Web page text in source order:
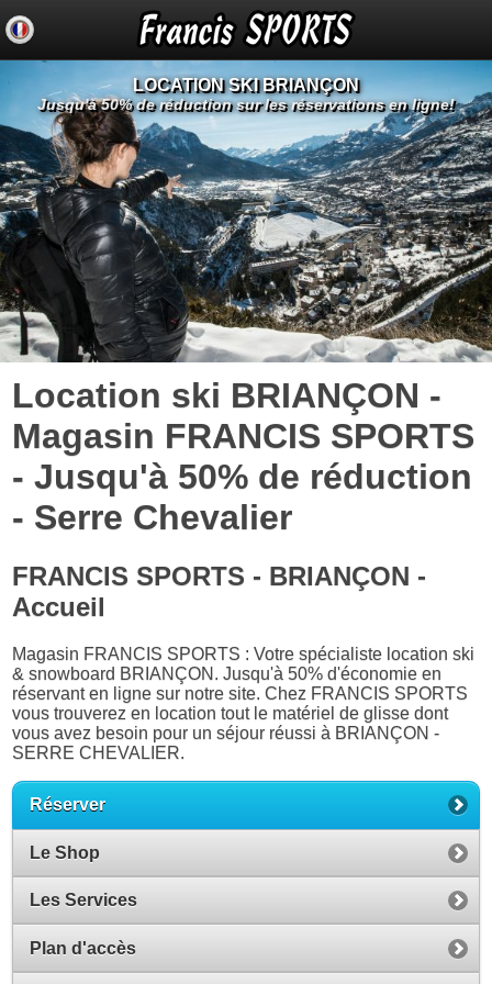
LOCATION SKI BRIANÇON
Jusqu'à 50% de réduction sur les réservations en ligne!
Location ski BRIANÇON -
Magasin FRANCIS SPORTS
- Jusqu'à 50% de réduction
- Serre Chevalier
FRANCIS SPORTS - BRIANÇON -
Accueil
Magasin FRANCIS SPORTS : Votre spécialiste location ski
& snowboard BRIANÇON. Jusqu'à 50% d'économie en
réservant en ligne sur notre site. Chez FRANCIS SPORTS
vous trouverez en location tout le matériel de glisse dont
vous avez besoin pour un séjour réussi à BRIANÇON -
SERRE CHEVALIER.
Réserver
Le Shop
Les Services
Plan d'accès